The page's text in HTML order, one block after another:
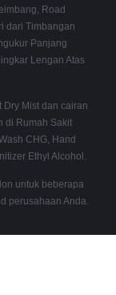
Road
dari Timbangan
Panjang
Lengan Atas
Dry Mist dan cairan
di Rumah Sakit
CHG, Hand
Ethyl Alcohol.
untuk beberapa
perusahaan Anda.